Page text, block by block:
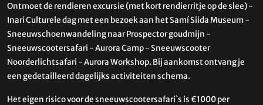
Ontmoet de rendieren excursie (met kort rendierritje op de slee) -
Inari Culturele dag met een bezoek aan het Samí Siida Museum -
Sneeuwschoenwandeling naar Prospector goudmijn -
Sneeuwscootersafari - Aurora Camp - Sneeuwscooter
Noorderlichtsafari - Aurora Workshop. Bij aankomst ontvang je
een gedetailleerd dagelijks activiteiten schema.
Het eigen risico voor de sneeuwscootersafari`s is €1000 per